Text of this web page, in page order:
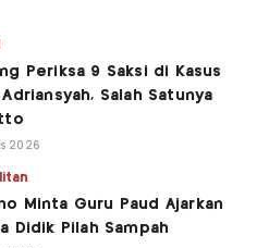
Periksa 9 Saksi di Kasus
Salah Satunya
2026
Minta Guru Paud Ajarkan
Didik Pilah Sampah